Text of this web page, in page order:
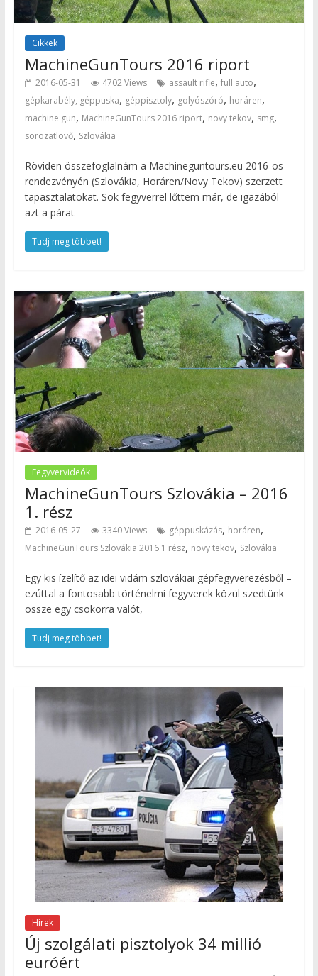
Cikkek
MachineGunTours 2016 riport
2016-05-31 4702 Views assault rifle, full auto,
gépkarabély, géppuska, géppisztoly, golyószóró, horáren,
machine gun, MachineGunTours 2016 riport, novy tekov, smg,
sorozatlövő, Szlovákia
Röviden összefoglalnám a Machineguntours.eu 2016-os
rendezvényén (Szlovákia, Horáren/Novy Tekov) szerzett
tapasztalatokat. Sok fegyverrel lőttem már, de igazából
azt a párat
Tudj meg többet!
Fegyvervideók
MachineGunTours Szlovákia – 2016
1. rész
2016-05-27 3340 Views géppuskázás, horáren,
MachineGunTours Szlovákia 2016 1 rész, novy tekov, Szlovákia
Egy kis ízelítő az idei vidám szlovákiai gépfegyverezésből –
ezúttal a fontosabb történelmi fegyverek közül szedtünk
össze egy csokorra valót,
Tudj meg többet!
Hírek
Új szolgálati pisztolyok 34 millió
euróért